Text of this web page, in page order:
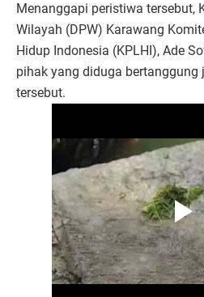
Menanggapi peristiwa tersebut,
Wilayah (DPW) Karawang
Hidup Indonesia (KPLHI), Ade
pihak yang diduga bertanggung
tersebut.